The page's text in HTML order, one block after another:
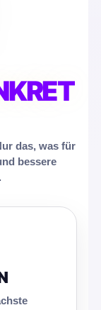
das, was für
bessere